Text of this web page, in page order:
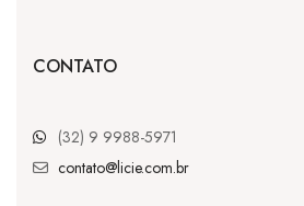
CONTATO
(32) 9 9988-5971
contato@licie.com.br